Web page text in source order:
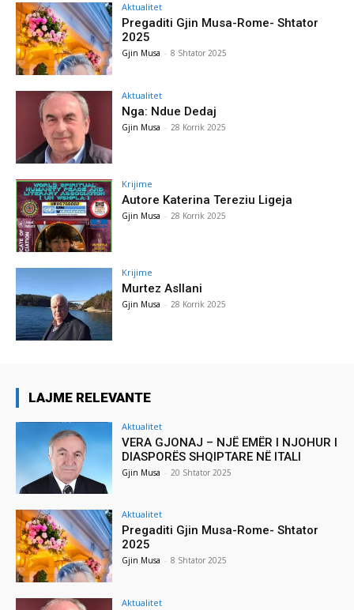
Aktualitet
Pregaditi Gjin Musa-Rome- Shtator
2025
Gjin Musa - 8 Shtator 2025
Aktualitet
Nga: Ndue Dedaj
Gjin Musa - 28 Korrik 2025
Krijime
Autore Katerina Tereziu Ligeja
Gjin Musa - 28 Korrik 2025
Krijime
Murtez Asllani
Gjin Musa - 28 Korrik 2025
LAJME RELEVANTE
Aktualitet
VERA GJONAJ – NJË EMËR I NJOHUR I
DIASPORËS SHQIPTARE NË ITALI
Gjin Musa - 20 Shtator 2025
Aktualitet
Pregaditi Gjin Musa-Rome- Shtator
2025
Gjin Musa - 8 Shtator 2025
Aktualitet